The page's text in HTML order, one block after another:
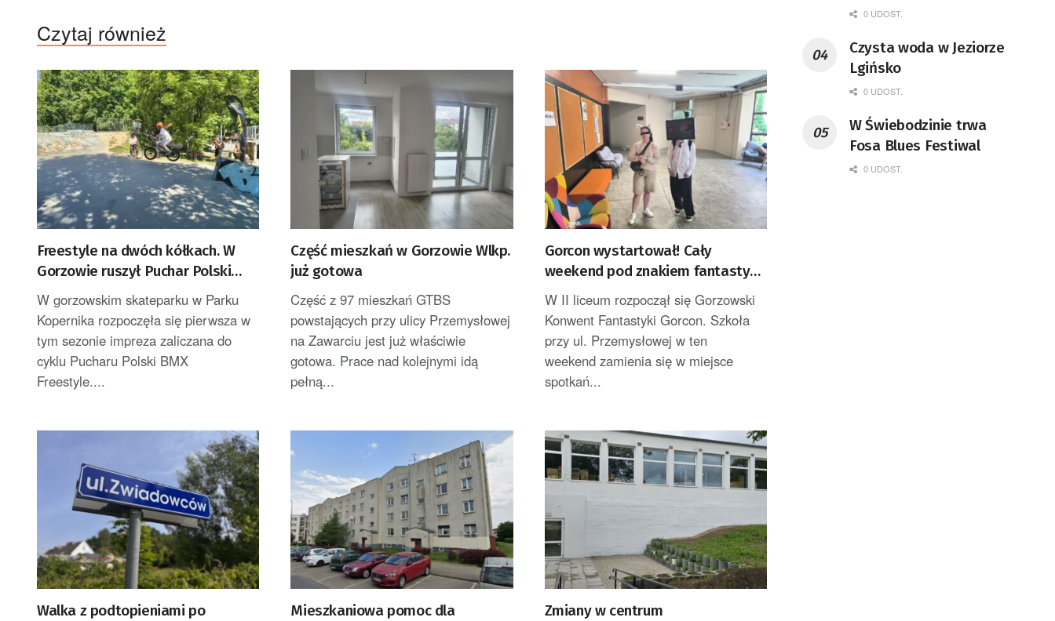
Czytaj również
Freestyle na dwóch kółkach. W
Gorzowie ruszył Puchar Polski
BMX
W gorzowskim skateparku w Parku
Kopernika rozpoczęła się pierwsza w
tym sezonie impreza zaliczana do
cyklu Pucharu Polski BMX
Freestyle....
Część mieszkań w Gorzowie Wlkp.
już gotowa
Część z 97 mieszkań GTBS
powstających przy ulicy Przemysłowej
na Zawarciu jest już właściwie
gotowa. Prace nad kolejnymi idą
pełną...
Gorcon wystartował! Cały
weekend pod znakiem fantastyki,
gier i popkultury
W II liceum rozpoczął się Gorzowski
Konwent Fantastyki Gorcon. Szkoła
przy ul. Przemysłowej w ten
weekend zamienia się w miejsce
spotkań...
Walka z podtopieniami po
Mieszkaniowa pomoc dla
Zmiany w centrum
Wolsztyn rozpocznie
65
0 UDOST.
Czysta woda w Jeziorze
Lgińsko
0 UDOST.
W Świebodzinie trwa
Fosa Blues Festiwal
0 UDOST.